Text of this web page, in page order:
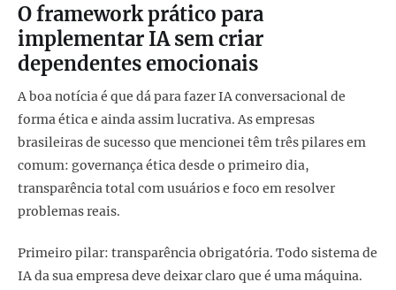
O framework prático para
implementar IA sem criar
dependentes emocionais
A boa notícia é que dá para fazer IA conversacional de
forma ética e ainda assim lucrativa. As empresas
brasileiras de sucesso que mencionei têm três pilares em
comum: governança ética desde o primeiro dia,
transparência total com usuários e foco em resolver
problemas reais.
Primeiro pilar: transparência obrigatória. Todo sistema de
IA da sua empresa deve deixar claro que é uma máquina.